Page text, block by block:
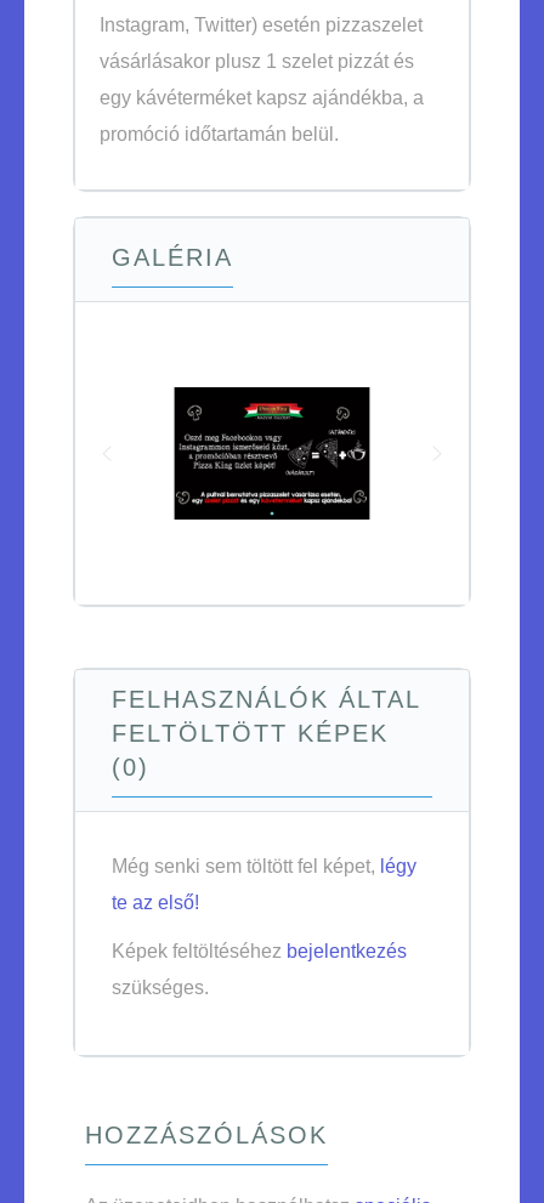
Instagram, Twitter) esetén pizzaszelet
vásárlásakor plusz 1 szelet pizzát és
egy kávéterméket kapsz ajándékba, a
promóció időtartamán belül.
GALÉRIA
FELHASZNÁLÓK ÁLTAL
FELTÖLTÖTT KÉPEK
(0)
Még senki sem töltött fel képet, légy
te az első!
Képek feltöltéséhez bejelentkezés
szükséges.
HOZZÁSZÓLÁSOK